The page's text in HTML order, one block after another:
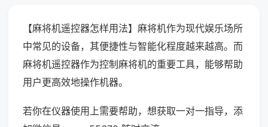
【麻将机遥控器怎样用法】麻将机作为现代娱乐场所
中常见的设备，其便捷性与智能化程度越来越高。而
麻将机遥控器作为控制麻将机的重要工具，能够帮助
用户更高效地操作机器。
若你在仪器使用上需要帮助，想获取一对一指导，添